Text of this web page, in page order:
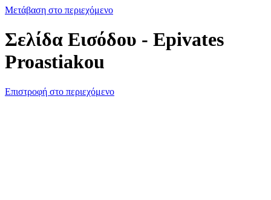
Μετάβαση στο περιεχόμενο
Σελίδα Εισόδου - Epivates
Proastiakou
Επιστροφή στο περιεχόμενο